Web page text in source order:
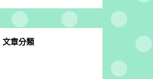
文章分類